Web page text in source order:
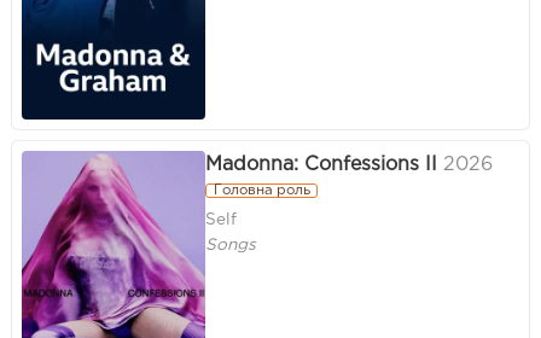
Madonna: Confessions II 2026
Головна роль
Self
Songs